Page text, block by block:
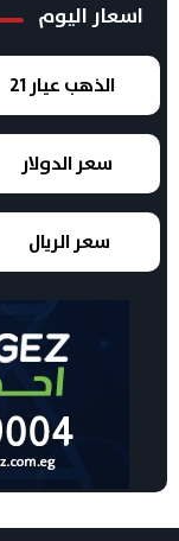
اسعار اليوم
الذهب عيار 21
سعر الدولار
سعر الريال